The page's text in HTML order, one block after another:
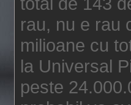
rau, nu e rau
milioane cu
la Universal
peste